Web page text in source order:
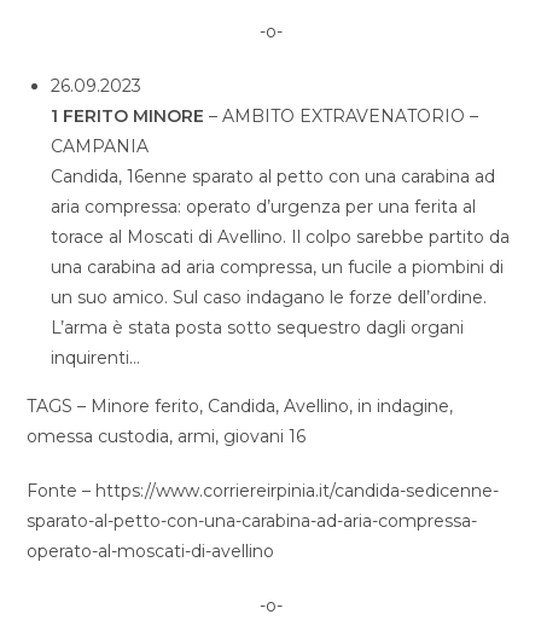
-o-
26.09.2023
1 FERITO MINORE – AMBITO EXTRAVENATORIO –
CAMPANIA
Candida, 16enne sparato al petto con una carabina ad
aria compressa: operato d’urgenza per una ferita al
torace al Moscati di Avellino. Il colpo sarebbe partito da
una carabina ad aria compressa, un fucile a piombini di
un suo amico. Sul caso indagano le forze dell’ordine.
L’arma è stata posta sotto sequestro dagli organi
inquirenti…
TAGS – Minore ferito, Candida, Avellino, in indagine,
omessa custodia, armi, giovani 16
Fonte – https://www.corriereirpinia.it/candida-sedicenne-
sparato-al-petto-con-una-carabina-ad-aria-compressa-
operato-al-moscati-di-avellino
-o-